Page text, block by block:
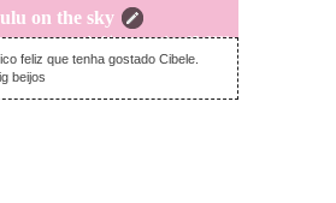
on the sky
segunda-feira, novembro 07, 2022
feliz que tenha gostado Cibele.
beijos